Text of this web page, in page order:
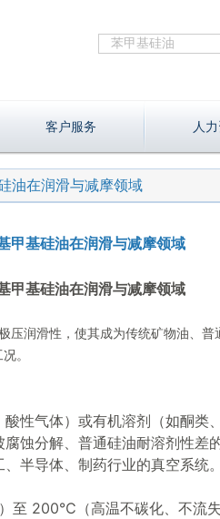
客户服务 人
油在润滑与减摩领域
甲基硅油在润滑与减摩领域
甲基硅油在润滑与减摩领域
压润滑性，使其成为传统矿物油、普
。
性气体）或有机溶剂（如酮类
蚀分解、普通硅油耐溶剂性差
半导体、制药行业的真空系统。
至 200℃（高温不碳化、不流